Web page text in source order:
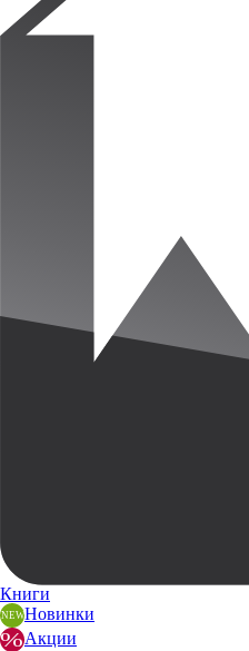
Книги
Новинки
Акции